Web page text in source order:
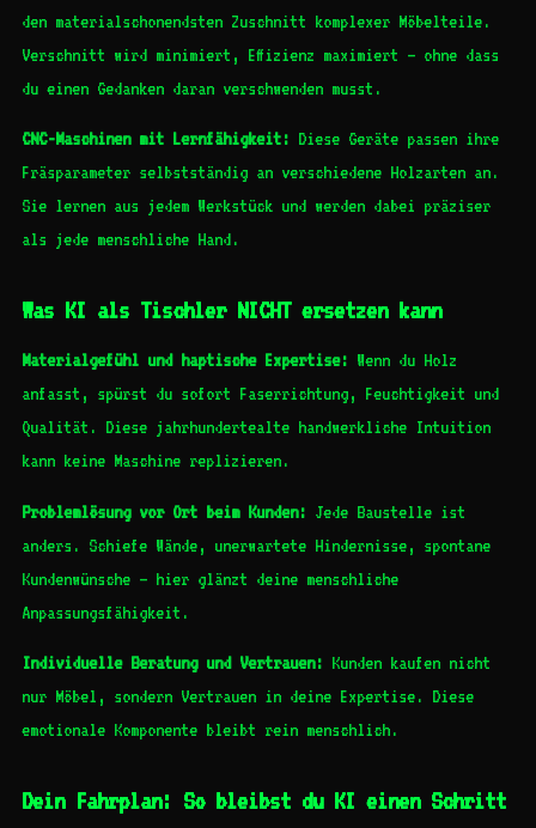
den materialschonendsten Zuschnitt komplexer Möbelteile.
Verschnitt wird minimiert, Effizienz maximiert – ohne dass
du einen Gedanken daran verschwenden musst.
CNC-Maschinen mit Lernfähigkeit: Diese Geräte passen ihre
Fräsparameter selbstständig an verschiedene Holzarten an.
Sie lernen aus jedem Werkstück und werden dabei präziser
als jede menschliche Hand.
Was KI als Tischler NICHT ersetzen kann
Materialgefühl und haptische Expertise: Wenn du Holz
anfasst, spürst du sofort Faserrichtung, Feuchtigkeit und
Qualität. Diese jahrhundertealte handwerkliche Intuition
kann keine Maschine replizieren.
Problemlösung vor Ort beim Kunden: Jede Baustelle ist
anders. Schiefe Wände, unerwartete Hindernisse, spontane
Kundenwünsche – hier glänzt deine menschliche
Anpassungsfähigkeit.
Individuelle Beratung und Vertrauen: Kunden kaufen nicht
nur Möbel, sondern Vertrauen in deine Expertise. Diese
emotionale Komponente bleibt rein menschlich.
Dein Fahrplan: So bleibst du KI einen Schritt